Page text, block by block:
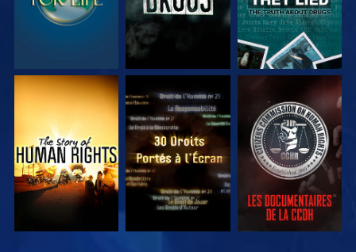
REGARDER REGARDER REGARDER